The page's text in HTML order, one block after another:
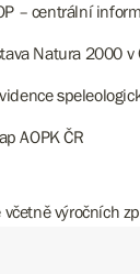
– centrální
Natura 2000 v
AOPK ČR
výročních